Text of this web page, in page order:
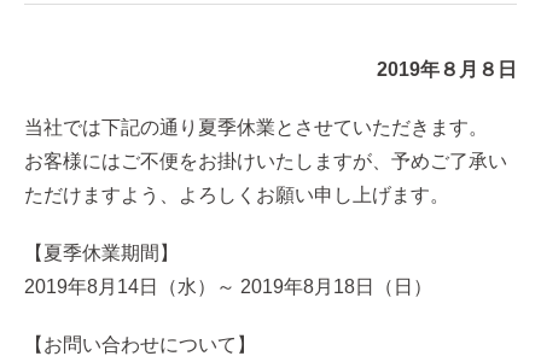
2019年８月８日
当社では下記の通り夏季休業とさせていただきます。
お客様にはご不便をお掛けいたしますが、予めご了承い
ただけますよう、よろしくお願い申し上げます。
【夏季休業期間】
2019年8月14日（水）～ 2019年8月18日（日）
【お問い合わせについて】